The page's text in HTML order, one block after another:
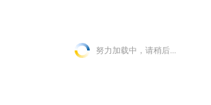
努力加载中，请稍后...